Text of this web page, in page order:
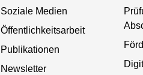
Soziale Medien
Öffentlichkeitsarbeit
Publikationen
Newsletter